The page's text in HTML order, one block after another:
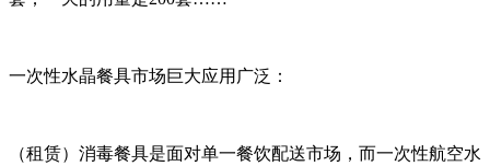
一次性水晶餐具市场巨大应用广泛：
（租赁）消毒餐具是面对单一餐饮配送市场，而一次性航空水